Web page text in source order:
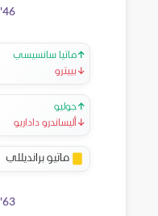
46
'
↑ماتيا سانسيسي
↓ بييترو
↑جوليو
↓ أليساندرو داداريو
ماتيو برانديللي
63
'